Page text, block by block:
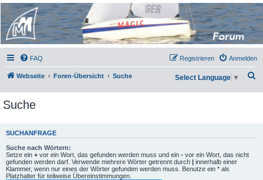
Micro Magic Forum
Deutschland
FAQ Anmelden
Registrieren
Webseite Foren-Übersicht Suche Select Language ▼
Suche
SUCHANFRAGE
Suche nach Wörtern:
Setze ein + vor ein Wort, das gefunden werden muss und ein - vor ein Wort, das nicht
gefunden werden darf. Verwende mehrere Wörter getrennt durch | innerhalb einer
Klammer, wenn nur eines der Wörter gefunden werden muss. Benutze ein * als
Platzhalter für teilweise Übereinstimmungen.